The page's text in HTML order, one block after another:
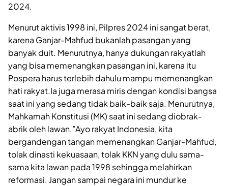
2024.
Menurut aktivis 1998 ini, Pilpres 2024 ini sangat berat,
karena Ganjar-Mahfud bukanlah pasangan yang
banyak duit. Menurutnya, hanya dukungan rakyatlah
yang bisa memenangkan pasangan ini, karena itu
Pospera harus terlebih dahulu mampu memenangkan
hati rakyat.Ia juga merasa miris dengan kondisi bangsa
saat ini yang sedang tidak baik-baik saja. Menurutnya,
Mahkamah Konstitusi (MK) saat ini sedang diobrak-
abrik oleh lawan.”Ayo rakyat Indonesia, kita
bergandengan tangan memenangkan Ganjar-Mahfud,
tolak dinasti kekuasaan, tolak KKN yang dulu sama-
sama kita lawan pada 1998 sehingga melahirkan
reformasi. Jangan sampai negara ini mundur ke